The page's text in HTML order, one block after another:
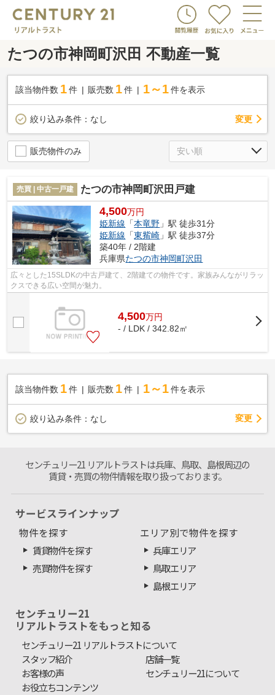
たつの市神岡町沢田 不動産一覧
該当物件数 1件 販売数 1 件 1～1 件を表示
絞り込み条件： なし 変更
販売物件のみ
売買 | 中古一戸建 たつの市神岡町沢田戸建
4,500万円
姫新線 「本竜野 」駅 徒歩31分
姫新線 「東觜崎 」駅 徒歩37分
築40年 / 2階建
兵庫県たつの市神岡町沢田
広々とした15SLDKの中古戸建て、2階建ての物件です。家族みんながリラッ
クスできる広い空間が魅力。
4,500万円
- / LDK / 342.82㎡
該当物件数 1件 販売数 1 件 1～1 件を表示
絞り込み条件： なし 変更
センチュリー21 リアルトラストは兵庫、鳥取、島根周辺の
賃貸・売買の物件情報を取り扱っております。
サービスラインナップ
物件を探す
賃貸物件を探す
売買物件を探す
エリア別で物件を探す
兵庫エリア
鳥取エリア
島根エリア
センチュリー21
リアルトラストをもっと知る
センチュリー21 リアルトラストについて
スタッフ紹介
店舗一覧
お客様の声
センチュリー21について
お役立ちコンテンツ